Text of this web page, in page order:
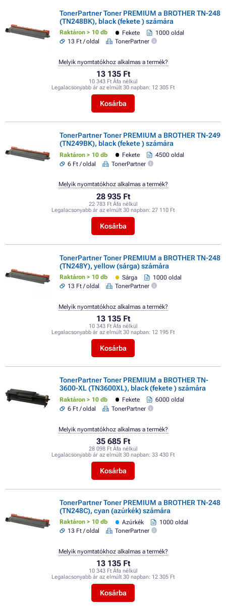
TonerPartner Toner PREMIUM a BROTHER TN-248
(TN248BK), black (fekete ) számára
Raktáron > 10 db Fekete
1000 oldal
13 Ft / oldal
TonerPartner
13 135 Ft
10 343 Ft Áfa nélkül
Legalacsonyabb ár az elmúlt 30 napban: 12 305 Ft
Kosárba
Melyik nyomtatókhoz alkalmas a termék?
TonerPartner Toner PREMIUM a BROTHER TN-249
(TN249BK), black (fekete ) számára
Raktáron > 10 db Fekete
4500 oldal
6 Ft / oldal
TonerPartner
28 935 Ft
22 783 Ft Áfa nélkül
Legalacsonyabb ár az elmúlt 30 napban: 27 110 Ft
Kosárba
Melyik nyomtatókhoz alkalmas a termék?
TonerPartner Toner PREMIUM a BROTHER TN-248
(TN248Y), yellow (sárga) számára
Raktáron > 10 db Sárga
1000 oldal
13 Ft / oldal
TonerPartner
13 135 Ft
10 343 Ft Áfa nélkül
Legalacsonyabb ár az elmúlt 30 napban: 12 195 Ft
Kosárba
Melyik nyomtatókhoz alkalmas a termék?
TonerPartner Toner PREMIUM a BROTHER TN-
3600-XL (TN3600XL), black (fekete ) számára
Raktáron > 10 db Fekete
6000 oldal
6 Ft / oldal
TonerPartner
35 685 Ft
28 098 Ft Áfa nélkül
Legalacsonyabb ár az elmúlt 30 napban: 33 430 Ft
Kosárba
Melyik nyomtatókhoz alkalmas a termék?
TonerPartner Toner PREMIUM a BROTHER TN-248
(TN248C), cyan (azúrkék) számára
Raktáron > 10 db Azúrkék
1000 oldal
13 Ft / oldal
TonerPartner
13 135 Ft
10 343 Ft Áfa nélkül
Legalacsonyabb ár az elmúlt 30 napban: 12 305 Ft
Kosárba
Melyik nyomtatókhoz alkalmas a termék?